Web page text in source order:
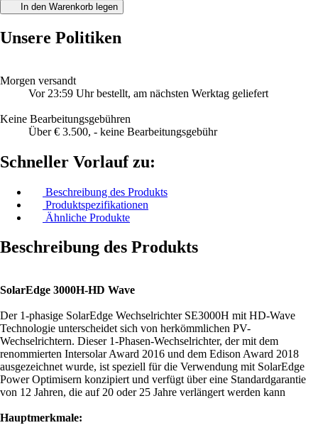
In den Warenkorb legen
Unsere Politiken
Morgen versandt
Vor 23:59 Uhr bestellt, am nächsten Werktag geliefert
Keine Bearbeitungsgebühren
Über € 3.500, - keine Bearbeitungsgebühr
Schneller Vorlauf zu:
Beschreibung des Produkts
Produktspezifikationen
Ähnliche Produkte
Beschreibung des Produkts
SolarEdge 3000H-HD Wave
Der 1-phasige SolarEdge Wechselrichter SE3000H mit HD-Wave
Technologie unterscheidet sich von herkömmlichen PV-
Wechselrichtern. Dieser 1-Phasen-Wechselrichter, der mit dem
renommierten Intersolar Award 2016 und dem Edison Award 2018
ausgezeichnet wurde, ist speziell für die Verwendung mit SolarEdge
Power Optimisern konzipiert und verfügt über eine Standardgarantie
von 12 Jahren, die auf 20 oder 25 Jahre verlängert werden kann
Hauptmerkmale: